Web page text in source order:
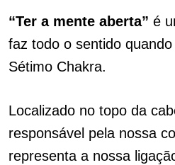
“Ter a mente aberta” é
faz todo o sentido
Sétimo Chakra.
Localizado no topo da
responsável pela nossa
representa a nossa